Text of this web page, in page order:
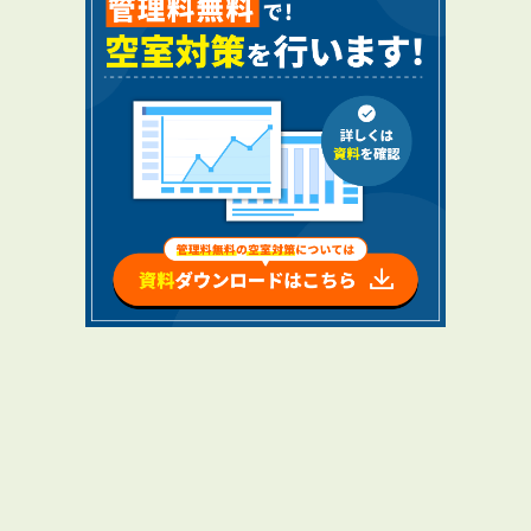
RENTALアブレイズの賃貸管理
管理料無料について
４つの強み
報酬と独自の保証内容
手続きの流れ